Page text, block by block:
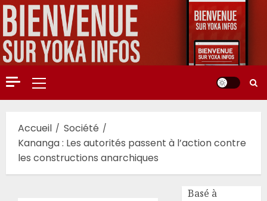
Aller
au
contenu
Menu
principal
Accueil
Société
Kananga : Les autorités passent à l’action contre
les constructions anarchiques
Basé à